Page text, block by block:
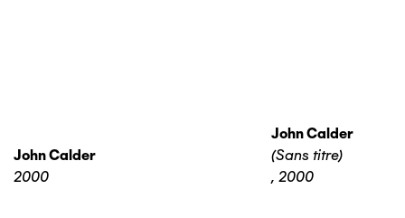
John Calder
2000
John Calder
(Sans titre)
, 2000